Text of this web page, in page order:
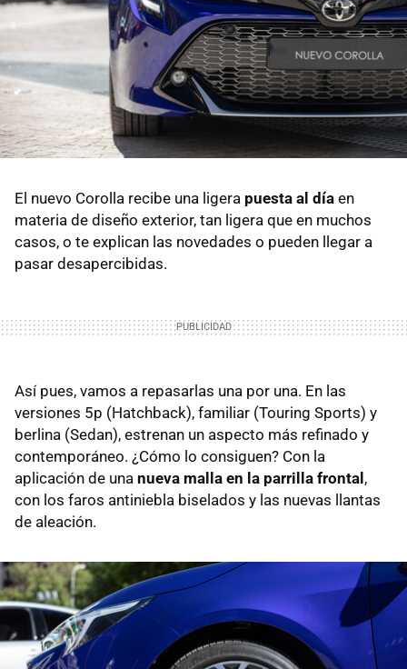
El nuevo Corolla recibe una ligera puesta al día en
materia de diseño exterior, tan ligera que en muchos
casos, o te explican las novedades o pueden llegar a
pasar desapercibidas.
Así pues, vamos a repasarlas una por una. En las
versiones 5p (Hatchback), familiar (Touring Sports) y
berlina (Sedan), estrenan un aspecto más refinado y
contemporáneo. ¿Cómo lo consiguen? Con la
aplicación de una nueva malla en la parrilla frontal ,
con los faros antiniebla biselados y las nuevas llantas
de aleación.